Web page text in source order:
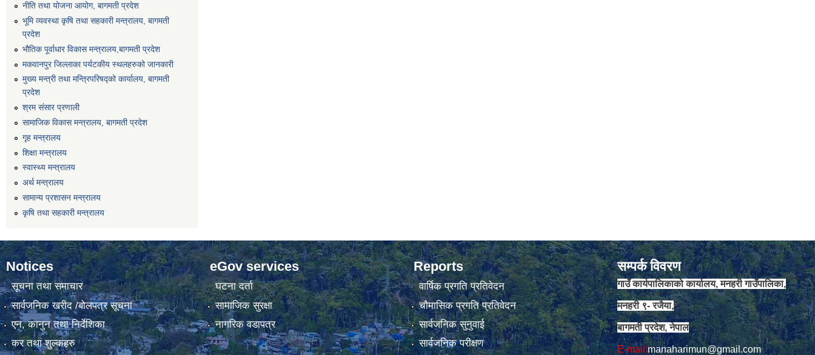
नीति तथा योजना आयोग, बागमती प्रदेश
भूमि व्यवस्था कृषि तथा सहकारी मन्त्रालय, बागमती
प्रदेश
भौतिक पूर्वाधार विकास मन्त्रालय,बागमती प्रदेश
मकवानपुर जिल्लाका पर्यटकीय स्थलहरुको जानकारी
मुख्य मन्त्री तथा मन्त्रिपरिषद्को कार्यालय, बागमती
प्रदेश
श्रम संसार प्रणाली
सामाजिक विकास मन्त्रालय, बागमती प्रदेश
गृह मन्त्रालय
शिक्षा मन्त्रालय
स्वास्थ्य मन्त्रालय
अर्थ मन्त्रालय
सामान्य प्रशासन मन्त्रालय
कृषि तथा सहकारी मन्त्रालय
Notices
सूचना तथा समाचार
सार्वजनिक खरीद /बोलपत्र सूचना
एन, कानुन तथा निर्देशिका
कर तथा शुल्कहरु
eGov services
घटना दर्ता
सामाजिक सुरक्षा
नागरिक वडापत्र
Reports
वार्षिक प्रगति प्रतिवेदन
चौमासिक प्रगति प्रतिवेदन
सार्वजनिक सुनुवाई
सार्वजनिक परीक्षण
सम्पर्क विवरण
गाउँ कार्यपालिकाको कार्यालय, मनहरी गाउँपालिका,
मनहरी ९- रजैया,
बागमती प्रदेश, नेपाल
E-mail:manaharimun@gmail.com